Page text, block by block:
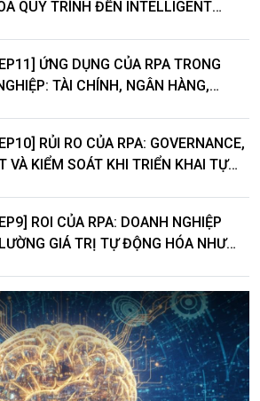
QUY TRÌNH ĐẾN INTELLIGENT
ỨNG DỤNG CỦA RPA TRONG
TÀI CHÍNH, NGÂN HÀNG,
RỦI RO CỦA RPA: GOVERNANCE,
VÀ KIỂM SOÁT KHI TRIỂN KHAI TỰ
ROI CỦA RPA: DOANH NGHIỆP
GIÁ TRỊ TỰ ĐỘNG HÓA NHƯ